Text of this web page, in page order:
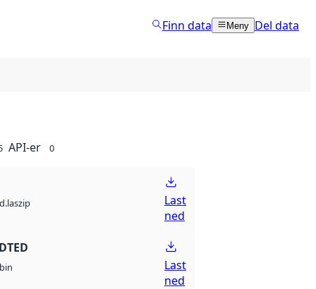
Finn data Meny Del data
API-er 0
Last
ned
bin
Last
ned